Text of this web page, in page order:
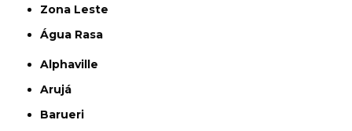
Zona Leste
Água Rasa
Alphaville
Arujá
Barueri